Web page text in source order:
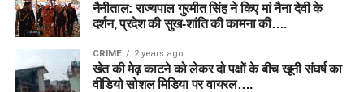
नैनीताल: राज्यपाल गुरमीत सिंह ने किए मां नैना देवी के
दर्शन, प्रदेश की सुख-शांति की कामना की….
CRIME 2 years ago
खेत की मेढ़ काटने को लेकर दो पक्षों के बीच खूनी संघर्ष का
वीडियो सोशल मिडिया पर वायरल….